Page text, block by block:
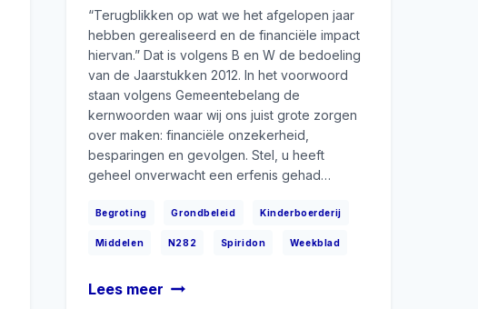
Begroting Grondbeleid Kinderboerderij
Middelen N282 Spiridon Weekblad
“Terugblikken op wat we het afgelopen jaar
hebben gerealiseerd en de financiële impact
hiervan.” Dat is volgens B en W de bedoeling
van de Jaarstukken 2012. In het voorwoord
staan volgens Gemeentebelang de
kernwoorden waar wij ons juist grote zorgen
over maken: financiële onzekerheid,
besparingen en gevolgen. Stel, u heeft
geheel onverwacht een erfenis gehad…
Lees meerReserves